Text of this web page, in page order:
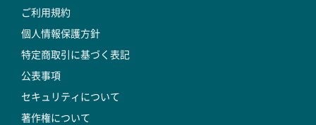
ご利用規約
個人情報保護方針
特定商取引に基づく表記
公表事項
セキュリティについて
著作権について